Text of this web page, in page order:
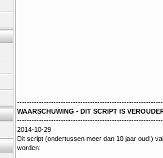
WAARSCHUWING - DIT SCRIPT IS
2014-10-29
Dit script (ondertussen meer dan 10 jaar oud!)
worden: